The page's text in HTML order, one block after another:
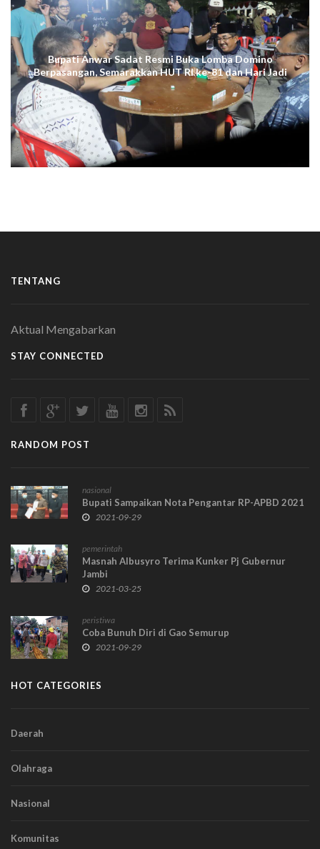
Bupati Anwar Sadat Resmi Buka Lomba Domino
Berpasangan, Semarakkan HUT RI ke-81 dan Hari Jadi
ke-61 Tanjab Barat
TENTANG
Aktual Mengabarkan
STAY CONNECTED
RANDOM POST
nasional
Bupati Sampaikan Nota Pengantar RP-APBD 2021
2021-09-29
pemerintah
Masnah Albusyro Terima Kunker Pj Gubernur
Jambi
2021-03-25
peristiwa
Coba Bunuh Diri di Gao Semurup
2021-09-29
HOT CATEGORIES
Daerah
Olahraga
Nasional
Komunitas